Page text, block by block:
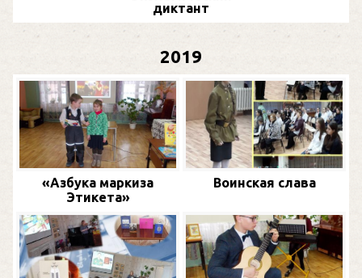
диктант
2019
«Азбука маркиза
Этикета»
Воинская слава